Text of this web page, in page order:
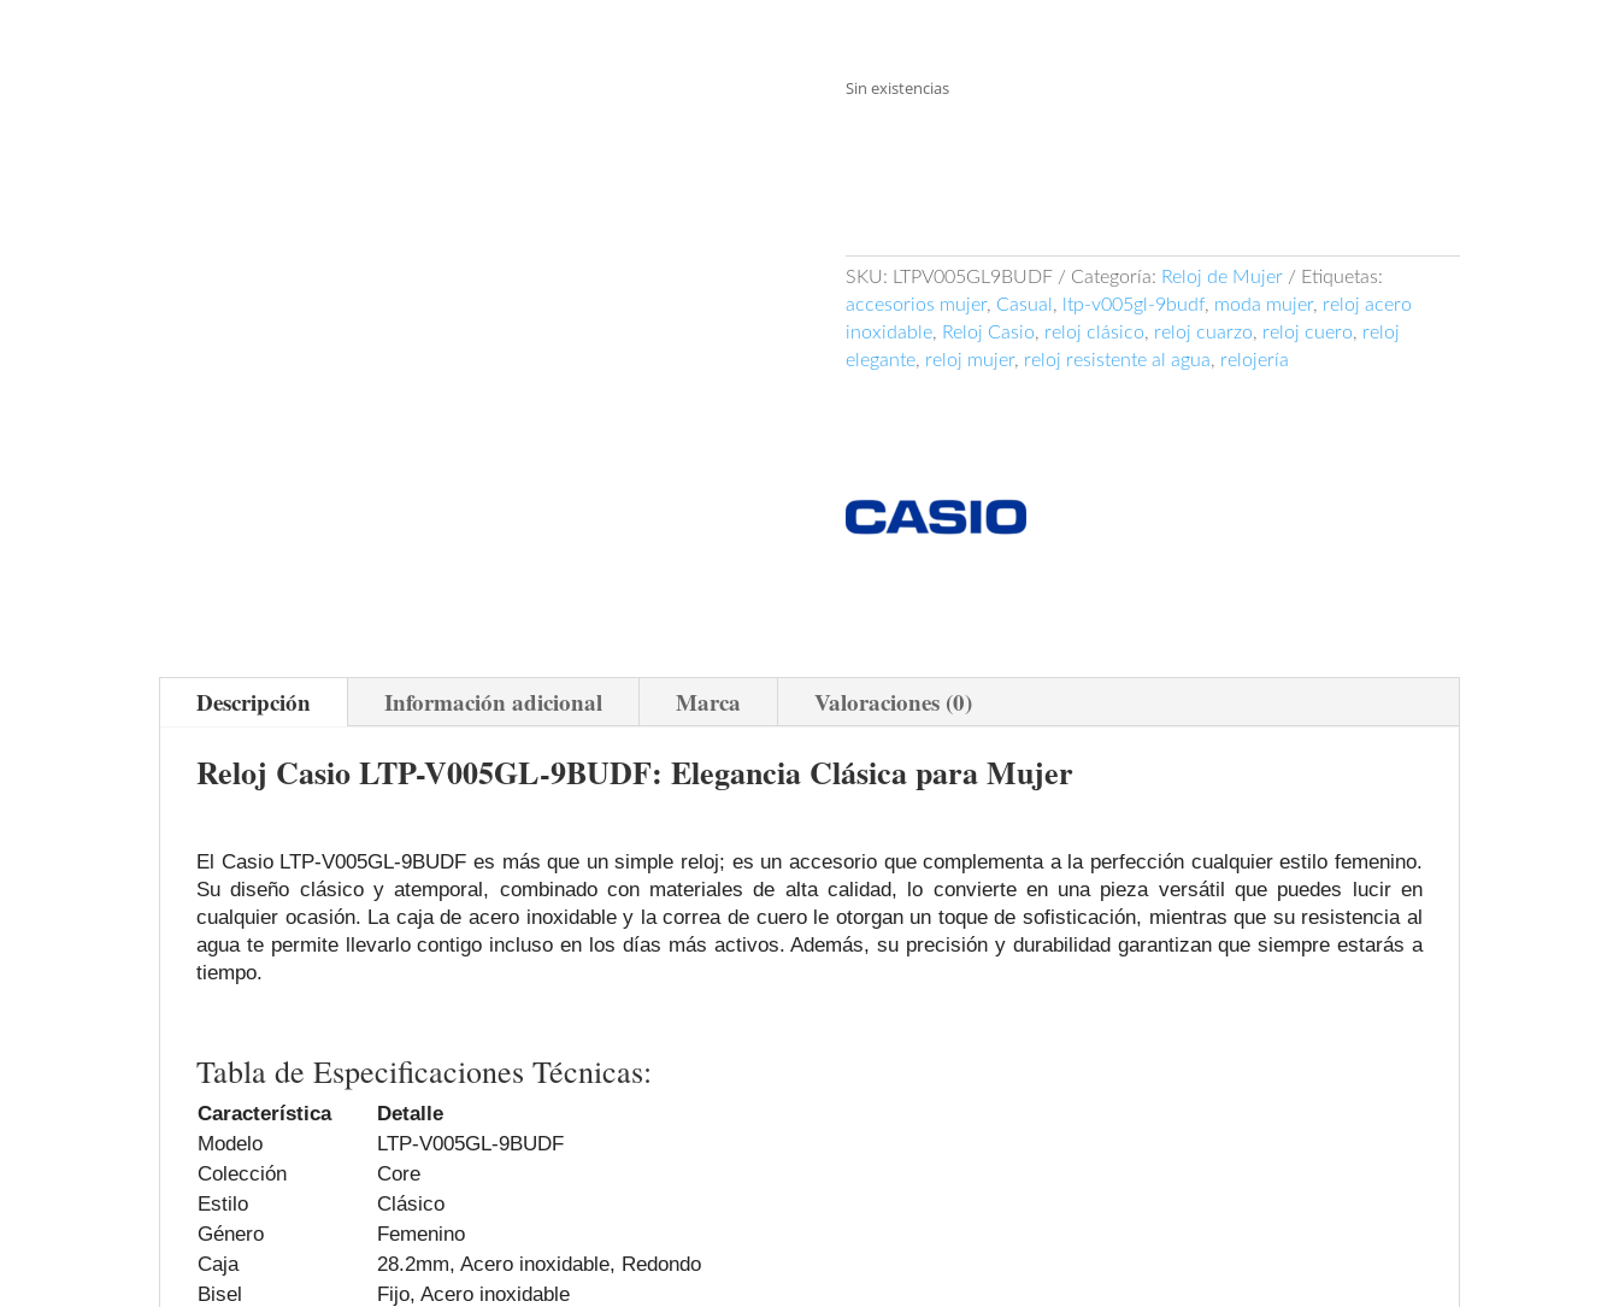
Sin existencias
SKU: LTPV005GL9BUDF Categoría: Reloj de Mujer
Etiquetas:
accesorios mujer, Casual , ltp-v005gl-9budf, moda mujer, reloj acero
inoxidable, Reloj Casio, reloj clásico, reloj cuarzo, reloj cuero, reloj
elegante, reloj mujer, reloj resistente al agua, relojería
Descripción Información adicional Marca Valoraciones (0)
Reloj Casio LTP-V005GL-9BUDF: Elegancia Clásica para Mujer
El Casio LTP-V005GL-9BUDF es más que un simple reloj; es un accesorio que complementa a la perfección cualquier estilo femenino.
Su diseño clásico y atemporal, combinado con materiales de alta calidad, lo convierte en una pieza versátil que puedes lucir en
cualquier ocasión. La caja de acero inoxidable y la correa de cuero le otorgan un toque de sofisticación, mientras que su resistencia al
agua te permite llevarlo contigo incluso en los días más activos. Además, su precisión y durabilidad garantizan que siempre estarás a
tiempo.
Tabla de Especificaciones Técnicas:
Característica
Detalle
Modelo
LTP-V005GL-9BUDF
Colección
Core
Estilo
Clásico
Género
Femenino
Caja
28.2mm, Acero inoxidable, Redondo
Bisel
Fijo, Acero inoxidable